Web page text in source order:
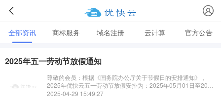
全部资讯 商标服务 域名注册 云计算 官方公告
2025年五一劳动节放假通知
尊敬的会员：根据《国务院办公厅关于节假日的安排通知》，
2025年优快云五一劳动节放假安排为：2025年05月01日至2025
年05月05日放假，共5天。优快云预祝您：节日快乐，出行顺
2025-04-29 15:49:27